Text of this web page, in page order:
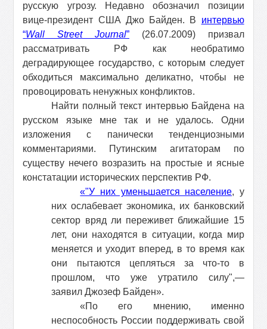
русскую угрозу. Недавно обозначил позиции
вице-президент США Джо Байден. В интервью
“Wall Street Journal” (26.07.2009) призвал
рассматривать РФ как необратимо
деградирующее государство, с которым следует
обходиться максимально деликатно, чтобы не
провоцировать ненужных конфликтов.
Найти полный текст интервью Байдена на
русском языке мне так и не удалось. Одни
изложения с панически тенденциозными
комментариями. Путинским агитаторам по
существу нечего возразить на простые и ясные
констатации исторических перспектив РФ.
«"У них уменьшается население, у
них ослабевает экономика, их банковский
сектор вряд ли переживет ближайшие 15
лет, они находятся в ситуации, когда мир
меняется и уходит вперед, в то время как
они пытаются цепляться за что-то в
прошлом, что уже утратило силу",—
заявил Джозеф Байден».
«По его мнению, именно
неспособность России поддерживать свой